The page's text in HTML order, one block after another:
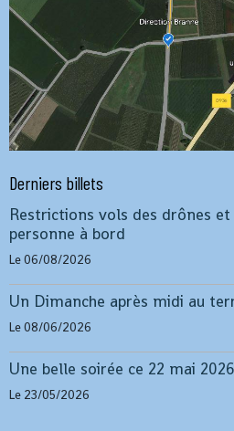
Derniers billets
Restrictions vols des drônes
personne à bord
Le 06/08/2026
Un Dimanche après midi au
Le 08/06/2026
Une belle soirée ce 22 mai
Le 23/05/2026